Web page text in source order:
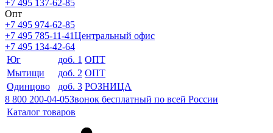
+7 495 137-62-85
Опт
+7 495 974-62-85
+7 495 785-11-41Центральный офис
+7 495 134-42-64
Юг
доб. 1 ОПТ
Мытищи
доб. 2 ОПТ
Одинцово
доб. 3 РОЗНИЦА
8 800 200-04-05Звонок бесплатный по всей России
Каталог товаров